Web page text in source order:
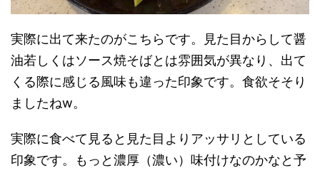
実際に出て来たのがこちらです。見た目からして醤
油若しくはソース焼そばとは雰囲気が異なり、出て
くる際に感じる風味も違った印象です。食欲そそり
ましたねw。
実際に食べて見ると見た目よりアッサリとしている
印象です。もっと濃厚（濃い）味付けなのかなと予